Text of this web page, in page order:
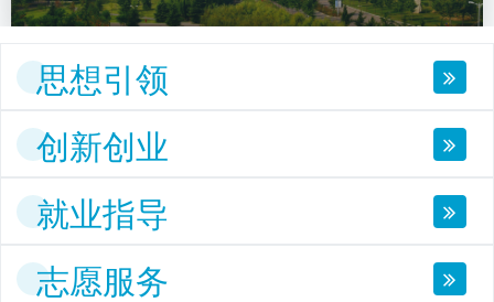
思想引领
创新创业
就业指导
志愿服务